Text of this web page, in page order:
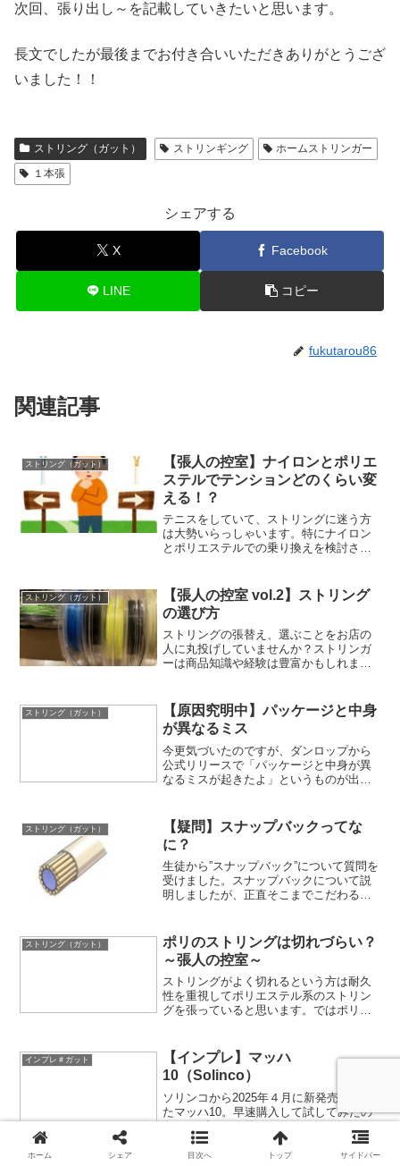
次回、張り出し～を記載していきたいと思います。
長文でしたが最後までお付き合いいただきありがとうござ
いました！！
ストリング（ガット） ストリンギング
ホームストリンガー
１本張
シェアする
X Facebook
LINE コピー
fukutarou86
関連記事
ストリング（ガット）
【張人の控室】ナイロンとポリエ
ステルでテンションどのくらい変
える！？
テニスをしていて、ストリングに迷う方
は大勢いらっしゃいます。特にナイロン
とポリエステルでの乗り換えを検討され
テンションはそのまま！という方も大勢
います。これ、非常に危ないです。
ストリング（ガット）
【張人の控室 vol.2】ストリング
の選び方
ストリングの張替え、選ぶことをお店の
人に丸投げしていませんか？ストリンガ
ーは商品知識や経験は豊富かもしれませ
でも良い仕上がりにするために、お互い
が協力することが「いい張り上げ」には
必要なんですよってお話です♪
ストリング（ガット）
【原因究明中】パッケージと中身
が異なるミス
今更気づいたのですが、ダンロップから
公式リリースで「パッケージと中身が異
なるミスが起きたよ」というものが出て
でしか見ないから気づきようがない気
が、、、
ストリング（ガット）
【疑問】スナップバックってな
に？
生徒から”スナップバック”について質問を
受けました。スナップバックについて説
明しましたが、正直そこまでこだわる要
らう”ことの大切さに気付いていただけれ
ばと思います。
ストリング（ガット）
ポリのストリングは切れづらい？
～張人の控室～
ストリングがよく切れるという方は耐久
性を重視してポリエステル系のストリン
グを張っていると思います。ではポリエ
か。実はナイロンよりポリエステル系の
方が切れるシチュエーションもあります
よ！？
インプレ＃ガット
【インプレ】マッハ
10（Solinco）
ソリンコから2025年４月に新発売となっ
たマッハ10。早速購入して試してみたの
でインプレをお届けします。
ホーム シェア 目次へ トップ サイドバー